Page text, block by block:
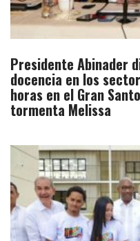
Presidente Abinader
docencia en los
horas en el Gran
tormenta Melissa